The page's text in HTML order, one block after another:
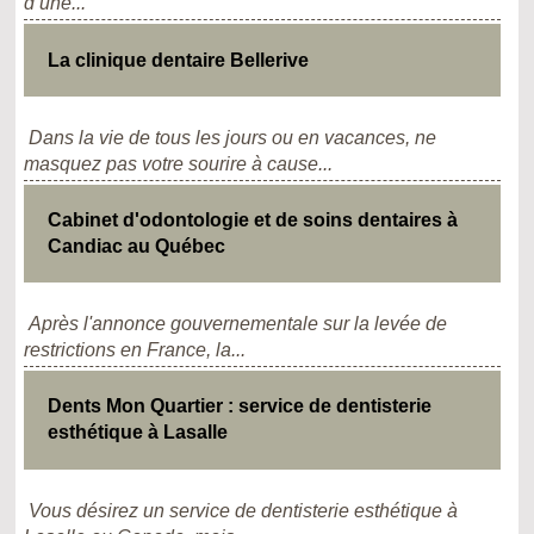
La clinique dentaire Bellerive
Dans la vie de tous les jours ou en vacances, ne
masquez pas votre sourire à cause...
Cabinet d'odontologie et de soins dentaires à
Candiac au Québec
Après l'annonce gouvernementale sur la levée de
restrictions en France, la...
Dents Mon Quartier : service de dentisterie
esthétique à Lasalle
Vous désirez un service de dentisterie esthétique à